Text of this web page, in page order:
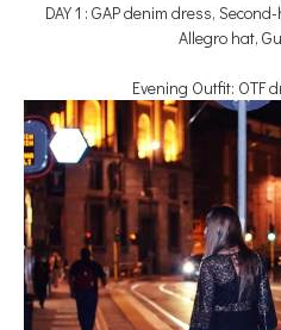
DAY 1 : GAP denim dress,
Allegro hat,
Evening Outfit: OTF